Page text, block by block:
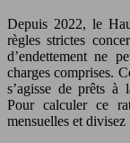
Depuis 2022, le
règles strictes
d’endettement ne
charges comprises.
s’agisse de prêts à
Pour calculer ce
mensuelles et divisez